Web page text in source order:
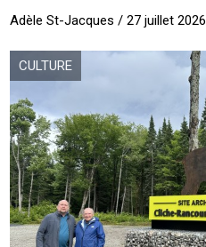
Adèle St-Jacques / 27 juillet 2026
CULTURE